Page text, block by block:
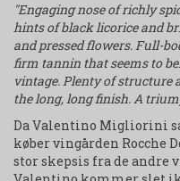
"Engaging nose of richly
hints of black licorice and
and pressed flowers. Full-
firm tannin that seems to
vintage. Plenty of structure
the long, long finish. A
Da Valentino Migliorini
køber vingården Rocche
stor skepsis fra de andre